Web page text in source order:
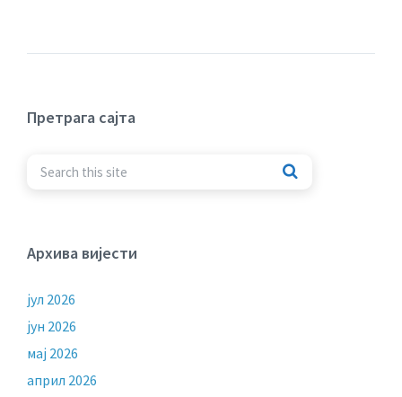
Претрага сајта
Архива вијести
јул 2026
јун 2026
мај 2026
април 2026